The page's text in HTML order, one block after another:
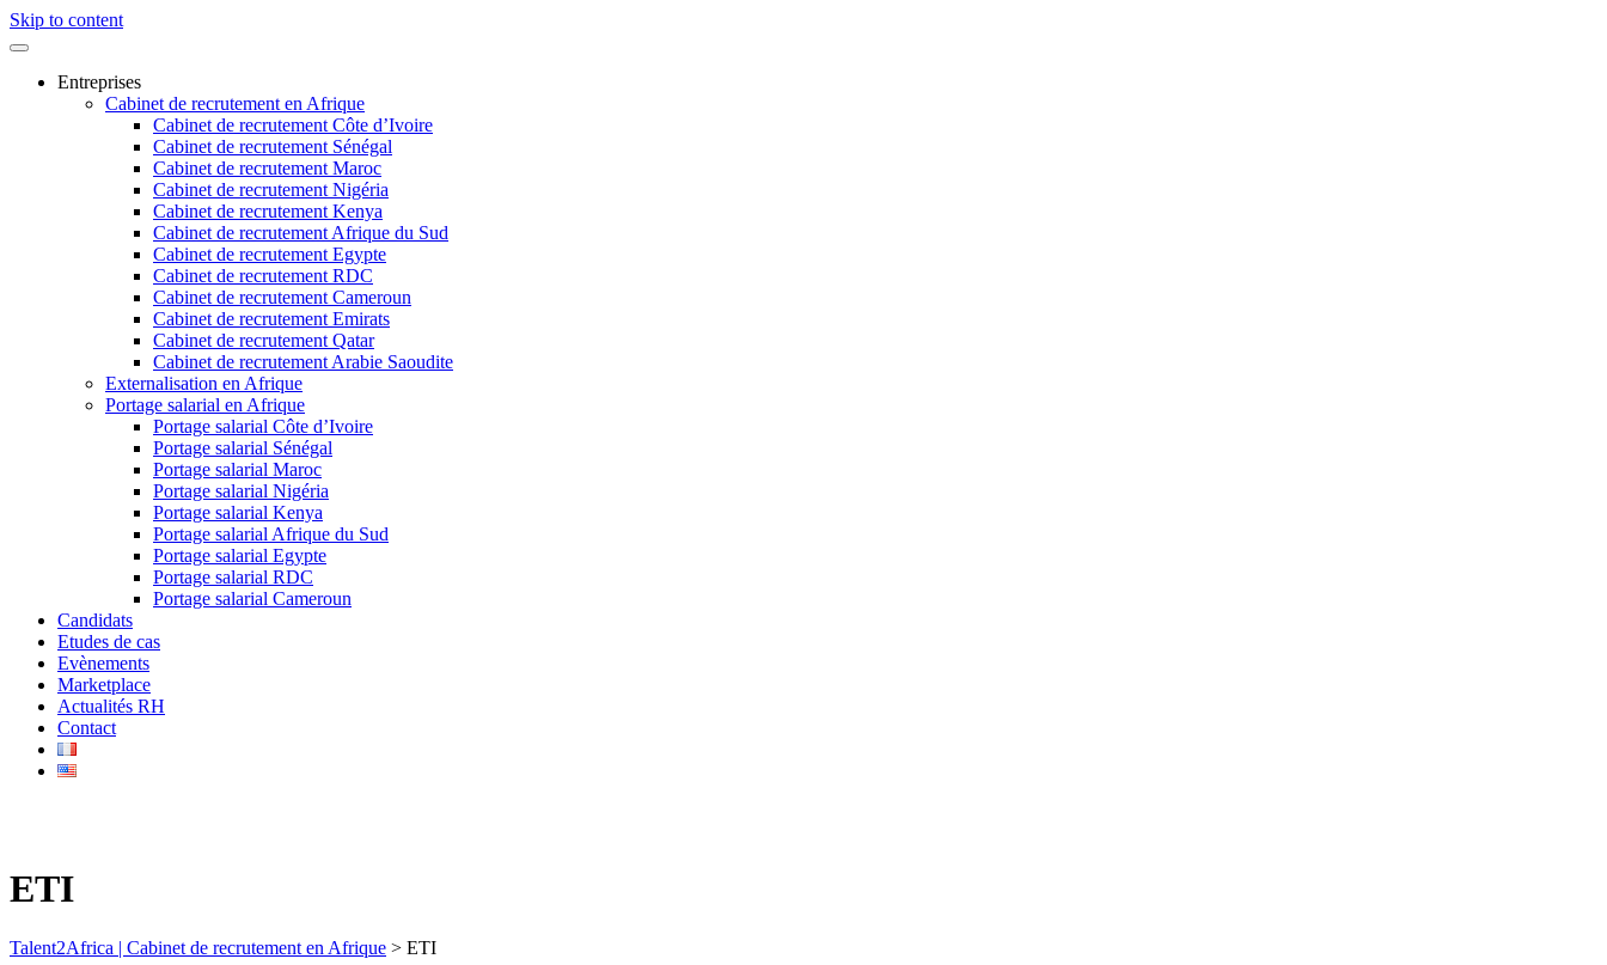
Skip to content
Entreprises
Cabinet de recrutement en Afrique
Cabinet de recrutement Côte d’Ivoire
Cabinet de recrutement Sénégal
Cabinet de recrutement Maroc
Cabinet de recrutement Nigéria
Cabinet de recrutement Kenya
Cabinet de recrutement Afrique du Sud
Cabinet de recrutement Egypte
Cabinet de recrutement RDC
Cabinet de recrutement Cameroun
Cabinet de recrutement Emirats
Cabinet de recrutement Qatar
Cabinet de recrutement Arabie Saoudite
Externalisation en Afrique
Portage salarial en Afrique
Portage salarial Côte d’Ivoire
Portage salarial Sénégal
Portage salarial Maroc
Portage salarial Nigéria
Portage salarial Kenya
Portage salarial Afrique du Sud
Portage salarial Egypte
Portage salarial RDC
Portage salarial Cameroun
Candidats
Etudes de cas
Evènements
Marketplace
Actualités RH
Contact
ETI
Talent2Africa | Cabinet de recrutement en Afrique > ETI